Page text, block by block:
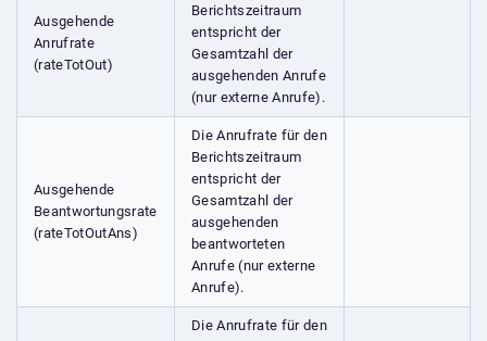
Ausgehende
Anrufrate
(rateTotOut)
Berichtszeitraum
entspricht der
Gesamtzahl der
ausgehenden Anrufe
(nur externe Anrufe).
Ausgehende
Beantwortungsrate
(rateTotOutAns)
Die Anrufrate für den
Berichtszeitraum
entspricht der
Gesamtzahl der
ausgehenden
beantworteten
Anrufe (nur externe
Anrufe).
Die Anrufrate für den